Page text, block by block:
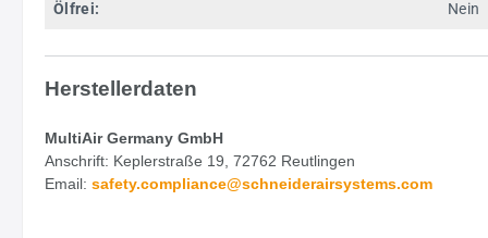
Ölfrei: Nein
Herstellerdaten
MultiAir Germany GmbH
Anschrift: Keplerstraße 19, 72762 Reutlingen
Email: safety.compliance@schneiderairsystems.com